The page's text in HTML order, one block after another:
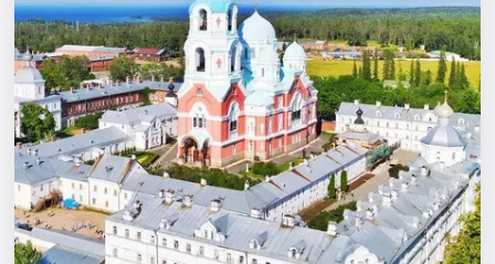
Города
Площадки
Артисты
Рейтинги